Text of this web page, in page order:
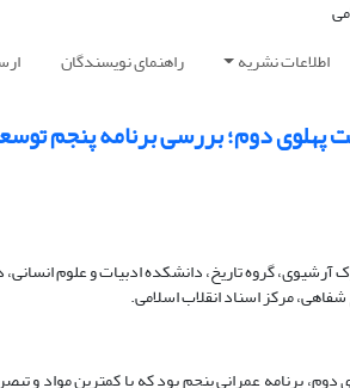
اطلاعات نشریه راهنمای نویسندگان
دوم؛ بررسی برنامه پنجم
گروه تاریخ، دانشکده ادبیات و علوم
شفاهی، مرکز اسناد انقلاب اسلامی.